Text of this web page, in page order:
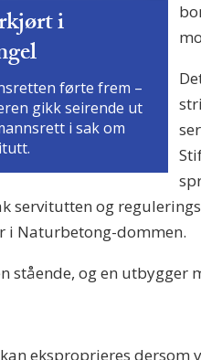
i
førte frem –
gikk seirende ut
i sak om
servitutten og
i Naturbetong-dommen.
stående, og en utbygger
eksproprieres